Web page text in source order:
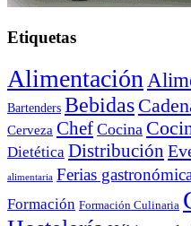
Etiquetas
Alimentación
Bartenders Bebidas
Cerveza Chef Cocina
Dietética Distribución
alimentaria Ferias
Formación Formación Culinaria